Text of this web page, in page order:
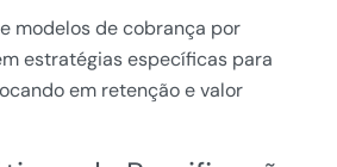
modelos de cobrança por
estratégias específicas para
em retenção e valor